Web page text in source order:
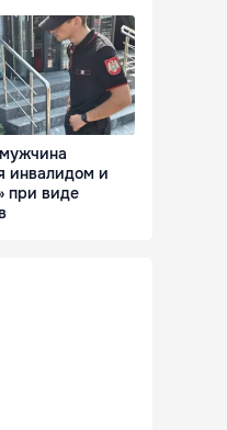
инвалидом и
при виде